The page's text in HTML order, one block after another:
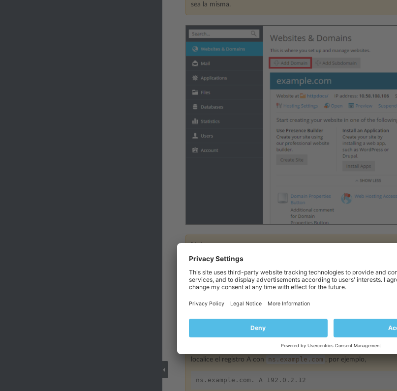
sea la misma.
Nota
si selecciona la opción recomendada, debería conectar los
nombre de dominio con el nombre de dominio a nivel del
nombres de Plesk en el registro NS correspondiente del
vaya a
Sitios web y dominios
el registro A correspondiente al valor del registro NS.
Por ejemplo, si su registro NS es
localice el registro A con ns.example.com , por ejemplo,